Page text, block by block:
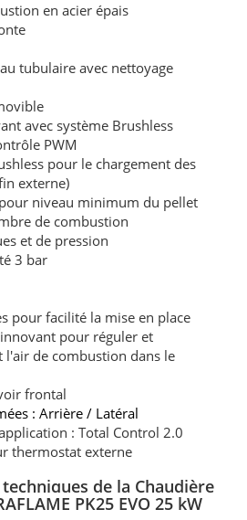
en acier épais
tubulaire avec nettoyage
avec système Brushless
PWM
pour le chargement des
externe)
niveau minimum du pellet
de combustion
et de pression
3 bar
pour facilité la mise en place
pour réguler et
l'air de combustion dans le
frontal
: Arrière / Latéral
: Total Control 2.0
thermostat externe
de la Chaudière
PK25 EVO 25 kW